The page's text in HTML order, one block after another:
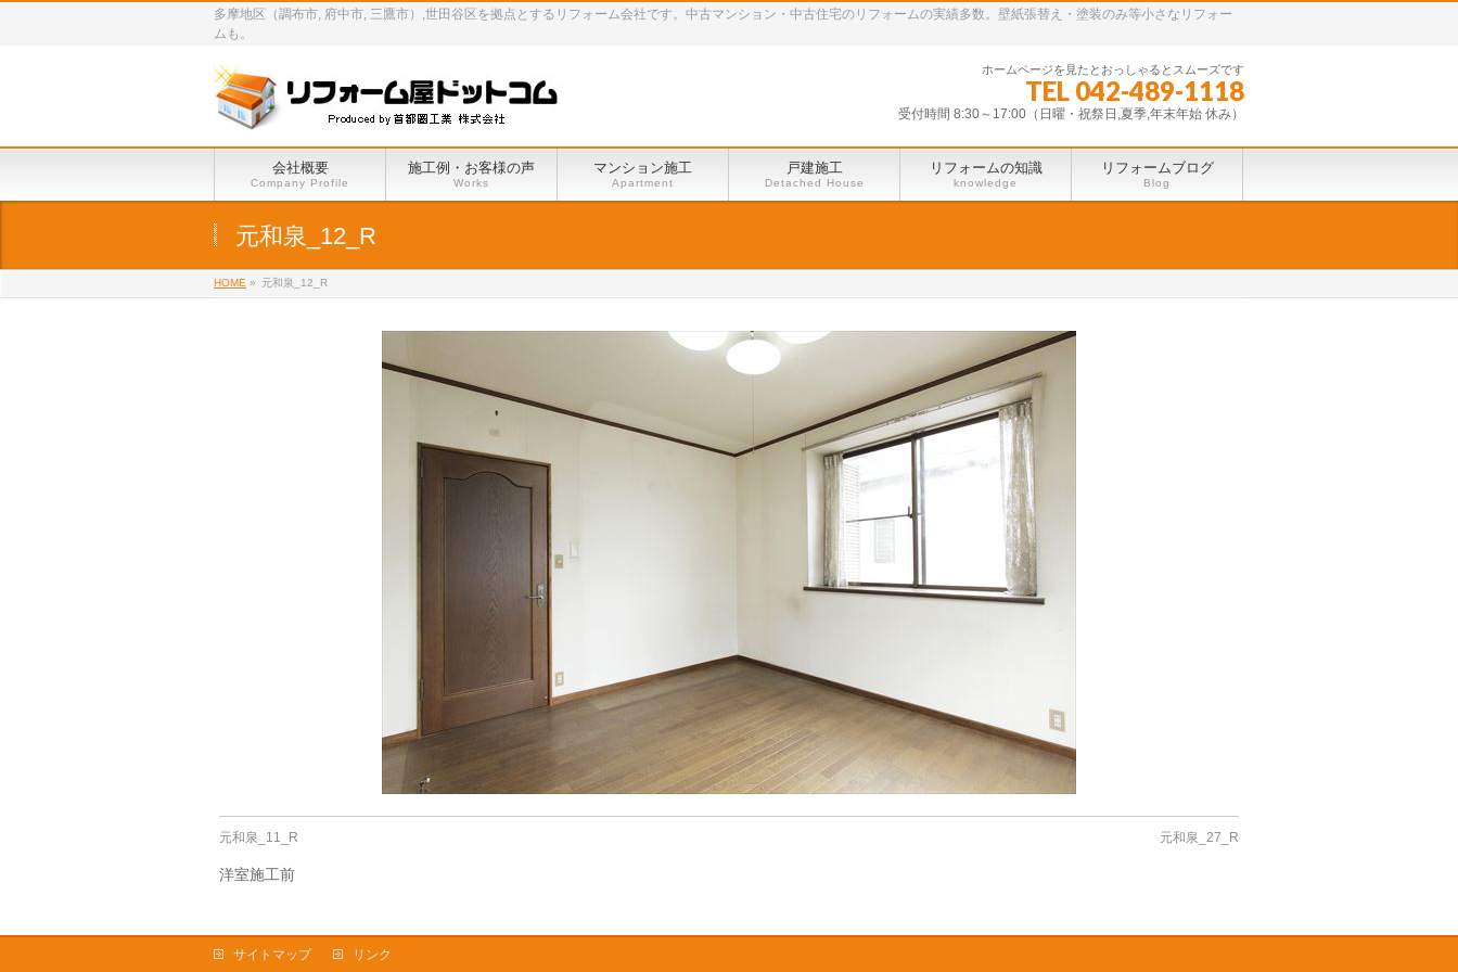
多摩地区（調布市, 府中市, 三鷹市）,世田谷区を拠点とするリフォーム会社です。中古マンション・中古住宅のリフォームの実績多数。壁紙張替え・塗装のみ等小さなリフォー
ムも。
ホームページを見たとおっしゃるとスムーズです
TEL 042-489-1118
受付時間 8:30～17:00（日曜・祝祭日,夏季,年末年始 休み）
会社概要
Company Profile
施工例・お客様の声
Works
マンション施工
Apartment
戸建施工
Detached House
リフォームの知識
knowledge
リフォームブログ
Blog
元和泉_12_R
HOME » 元和泉_12_R
元和泉_11_R 元和泉_27_R
洋室施工前
サイトマップ リンク